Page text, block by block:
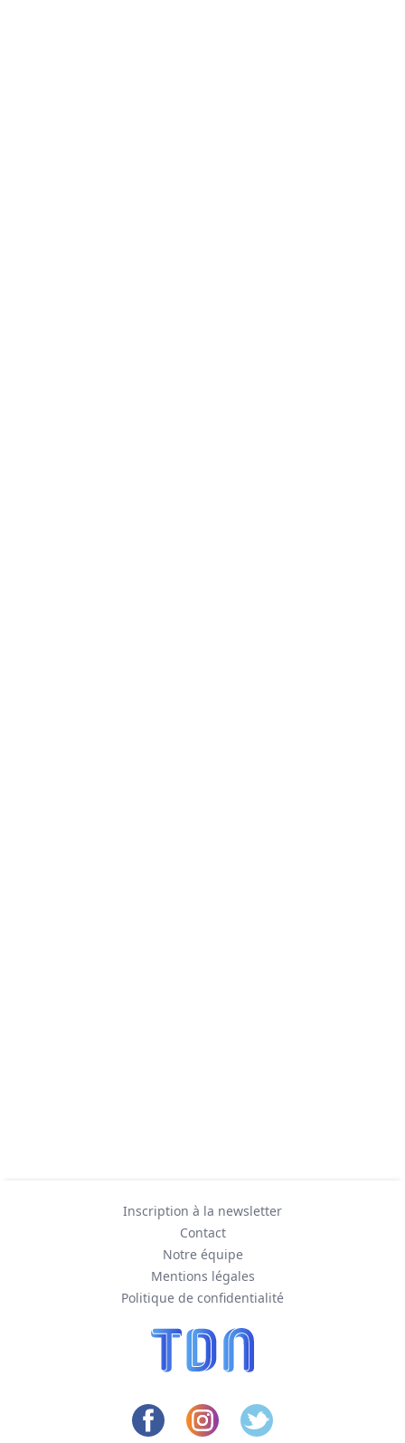
Inscription à la newsletter
Contact
Notre équipe
Mentions légales
Politique de confidentialité